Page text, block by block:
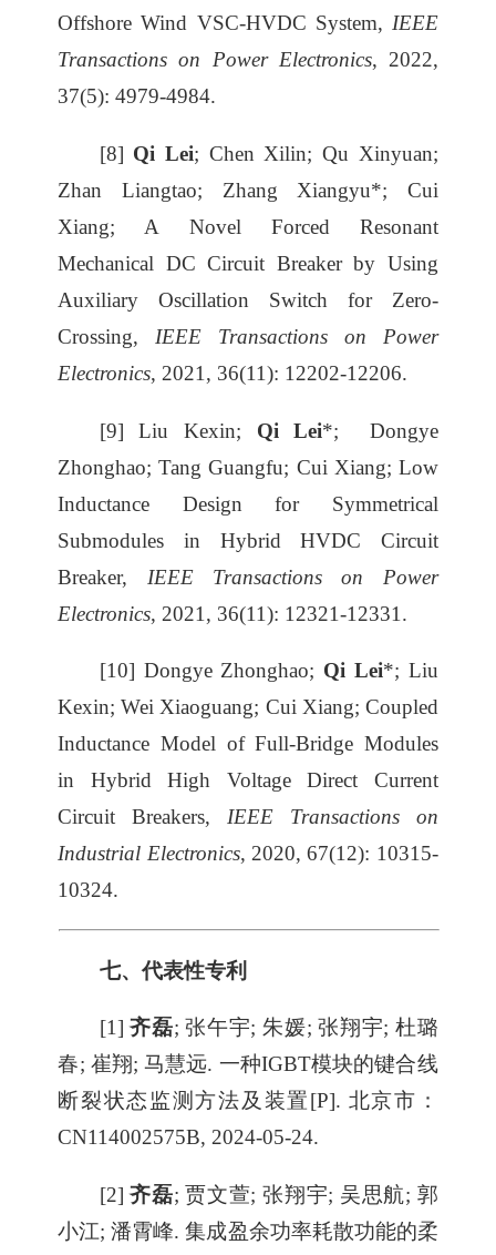
Offshore Wind VSC-HVDC System, IEEE
Transactions on Power Electronics, 2022,
37(5): 4979-4984.
[8] Qi Lei; Chen Xilin; Qu Xinyuan;
Zhan Liangtao; Zhang Xiangyu*; Cui
Xiang; A Novel Forced Resonant
Mechanical DC Circuit Breaker by Using
Auxiliary Oscillation Switch for Zero-
Crossing, IEEE Transactions on Power
Electronics, 2021, 36(11): 12202-12206.
[9] Liu Kexin; Qi Lei*; Dongye
Zhonghao; Tang Guangfu; Cui Xiang; Low
Inductance Design for Symmetrical
Submodules in Hybrid HVDC Circuit
Breaker, IEEE Transactions on Power
Electronics, 2021, 36(11): 12321-12331.
[10] Dongye Zhonghao; Qi Lei*; Liu
Kexin; Wei Xiaoguang; Cui Xiang; Coupled
Inductance Model of Full-Bridge Modules
in Hybrid High Voltage Direct Current
Circuit Breakers, IEEE Transactions on
Industrial Electronics, 2020, 67(12): 10315-
10324.
七、代表性专利
[1]齐磊; 张午宇; 朱媛; 张翔宇; 杜璐
春; 崔翔; 马慧远. 一种IGBT模块的键合线
断裂状态监测方法及装置[P]. 北京市：
CN114002575B, 2024-05-24.
[2]齐磊; 贾文萱; 张翔宇; 吴思航; 郭
小江; 潘霄峰. 集成盈余功率耗散功能的柔